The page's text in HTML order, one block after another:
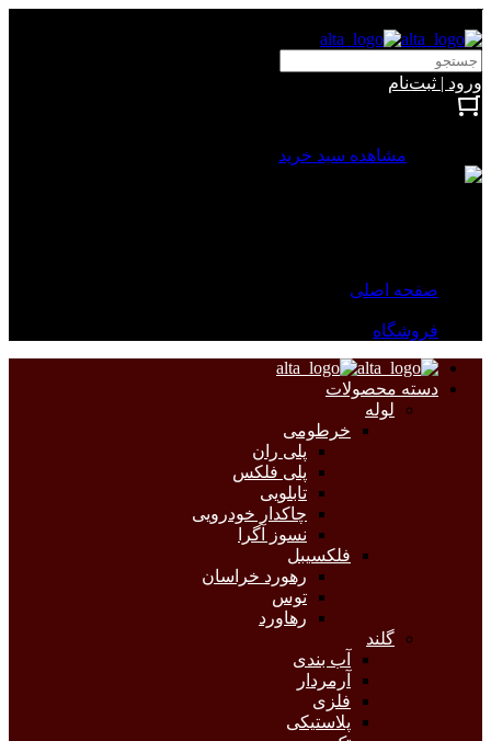
ورود | ثبت‌نام
مشاهده سبد خرید
صفحه اصلی
فروشگاه
دسته محصولات
لوله
خرطومی
پلی ران
پلی فلکس
تابلویی
چاکدار خودرویی
نسوز آگرا
فلکسیبل
رهورد خراسان
توس
رهاورد
گلند
آب بندی
آرمردار
فلزی
پلاستیکی